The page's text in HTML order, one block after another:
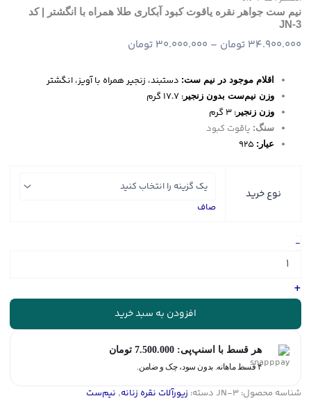
نیم ست جواهر نقره یاقوت کبود آبکاری طلا همراه با انگشتر | کد
JN-3
34.900.000 تومان –
30.000.000 تومان
30.000.000 تومان
اقلام موجود در نیم ست: دستبند، زنجیر همراه با آویز، انگشتر
وزن نیم‌ست بدون زنجیر : ۱۷.۷ گرم
وزن زنجیر : ۳ گرم
سنگ: یاقوت کبود
عیار:
نوع خرید
صاف
-
ست
جواهر
نقره
یاقوت
آبکاری
همراه
|
+
افزودن به سبد خرید
هر قسط با اسنپ‌پی: 7.500.000 تومان
۴ قسط ماهانه. بدون سود، چک و ضامن.
شناسه محصول: JN-3 دسته: زیورآلات نقره زنانه, نیم‌ست